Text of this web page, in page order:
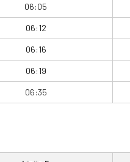
06:05
06:12
06:16
06:19
06:35